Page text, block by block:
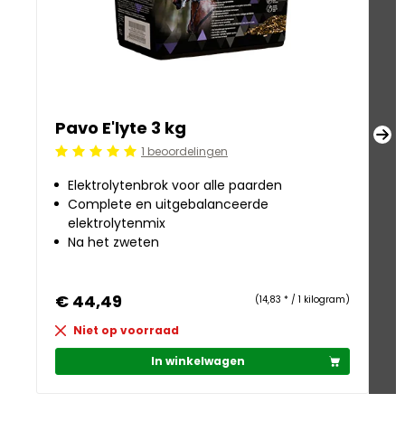
Pavo E'lyte 3 kg
Beoordeling: 5/51 beoordelingen
Elektrolytenbrok voor alle paarden
Complete en uitgebalanceerde
elektrolytenmix
Na het zweten
€ 44,49 (14,83 * / 1 kilogram)
Niet op voorraad
In winkelwagen